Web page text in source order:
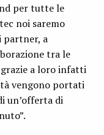
per tutte le
noi saremo
partner, a
tra le
grazie a loro infatti
vengono portati
un’offerta di